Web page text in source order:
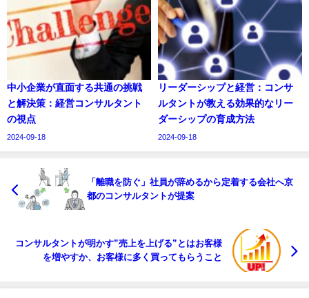
中小企業が直面する共通の挑戦
と解決策：経営コンサルタント
の視点
2024-09-18
リーダーシップと経営：コンサ
ルタントが教える効果的なリー
ダーシップの育成方法
2024-09-18
「離職を防ぐ」社員が辞めるから定着する会社へ京
都のコンサルタントが提案
コンサルタントが明かす”売上を上げる”とはお客様
を増やすか、お客様に多く買ってもらうこと